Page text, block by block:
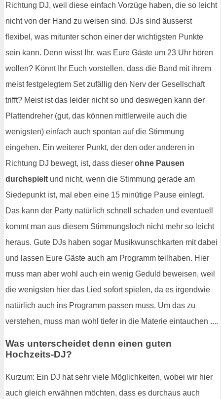
Richtung DJ, weil diese einfach Vorzüge haben, die so leicht
nicht von der Hand zu weisen sind. DJs sind äusserst
flexibel, was mitunter schon einer der wichtigsten Punkte
sein kann. Denn wisst Ihr, was Eure Gäste um 23 Uhr hören
wollen? Könnt Ihr Euch vorstellen, dass die Band mit ihrem
meist festgelegtem Set zufällig den Nerv der Gesellschaft
trifft? Meist ist das leider nicht so und deswegen kann der
Plattendreher (gut, das können mittlerweile auch die
wenigsten) einfach auch spontan auf die Stimmung
eingehen. Ein weiterer Punkt, der den oder anderen in
Richtung DJ bewegt, ist, dass dieser ohne Pausen
durchspielt und nicht, wenn die Stimmung gerade am
Siedepunkt ist, mal eben eine 15 minütige Pause einlegt.
Das kann der Party natürlich schnell schaden und eventuell
kommt man aus diesem Stimmungsloch nicht mehr so leicht
heraus. Gute DJs haben sogar Musikwunschkarten mit dabei
und lassen Eure Gäste auch am Programm teilhaben. Hier
muss man aber wohl auch ein wenig Geduld beweisen, weil
die wenigsten hier das Lied sofort spielen, da es irgendwie
natürlich auch ins Programm passen muss. Um das zu
verstehen, muss man wohl tiefer in die Materie eintauchen ....
Was unterscheidet denn einen guten
Hochzeits-DJ?
Kurzum: Ein DJ hat sehr viele Möglichkeiten, wobei wir hier
auch gleich erwähnen möchten, dass es durchaus auch